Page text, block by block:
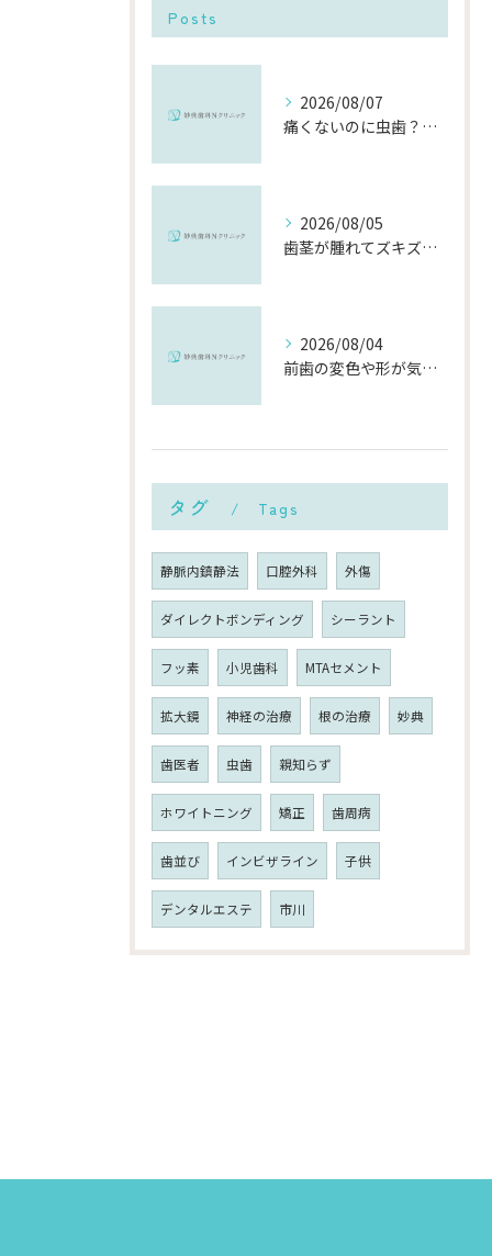
Posts
2026/08/07
痛くないのに虫歯？「痛みのない虫歯」が進行する理由と発見方法
2026/08/05
歯茎が腫れてズキズキ痛む時の応急処置と、早めに受診すべき理由
2026/08/04
前歯の変色や形が気になる…削らずにきれいに整える「ダイレクトボンディング」とは？
タグ Tags
静脈内鎮静法 口腔外科 外傷
ダイレクトボンディング シーラント
フッ素 小児歯科 MTAセメント
拡大鏡 神経の治療 根の治療 妙典
歯医者 虫歯 親知らず
ホワイトニング 矯正 歯周病
歯並び インビザライン 子供
デンタルエステ 市川